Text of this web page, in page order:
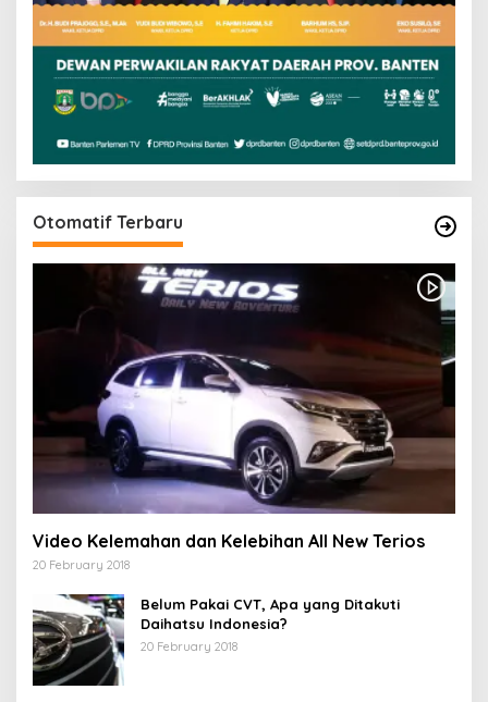
Otomatif Terbaru
Video Kelemahan dan Kelebihan All New Terios
20 February 2018
Belum Pakai CVT, Apa yang Ditakuti
Daihatsu Indonesia?
20 February 2018